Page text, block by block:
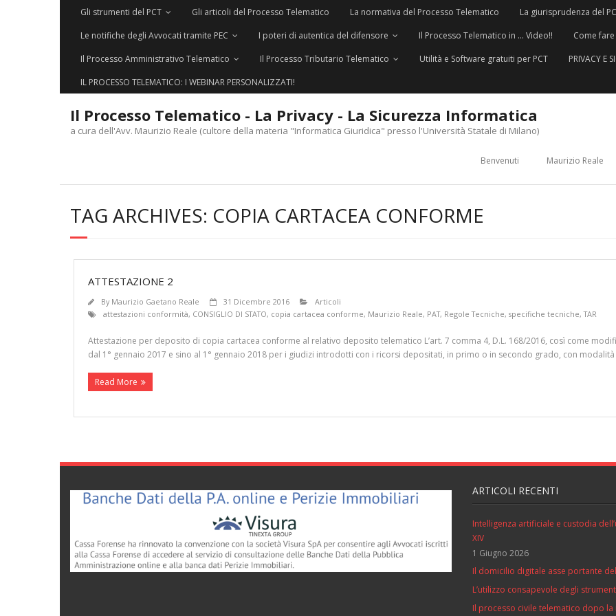
Gli strumenti del PCT Gli articoli del Processo Telematico La normativa del Processo Telematico
La giurisprudenza del
Le notifiche degli Avvocati tramite PEC
I poteri di autentica del difensore Il Processo Telematico in … Video!!
Come
Il Processo Amministrativo Telematico
Il Processo Tributario Telematico Utilità e Software gratuiti per PCT
PRIVACY E
IL PROCESSO TELEMATICO: I WEBINAR PERSONALIZZATI!
Il Processo Telematico - La Privacy - La Sicurezza Informatica
a cura dell'Avv. Maurizio Reale (cultore della materia "Informatica Giuridica" presso l'Università Statale di Milano)
Benvenuti Maurizio Reale
TAG ARCHIVES: COPIA CARTACEA CONFORME
ATTESTAZIONE 2
By Maurizio Gaetano Reale 31 Dicembre 2016
Articoli
attestazioni conformità, CONSIGLIO DI STATO, copia cartacea conforme, Maurizio Reale, PAT, Regole Tecniche, specifiche tecniche,TAR
Attestazione per deposito di copia cartacea conforme al relativo deposito telematico L’art. 7 comma 4, D.L. 168/2016, così come
dal 1° gennaio 2017 e sino al 1° gennaio 2018 per i giudizi introdotti con i ricorsi depositati, in primo o in secondo grado, con
Read More
ARTICOLI RECENTI
Intelligenza artificiale e custodia
XIV
1 Giugno 2026
Il domicilio digitale asse portante
L’utilizzo consapevole degli
Il processo civile telematico dopo